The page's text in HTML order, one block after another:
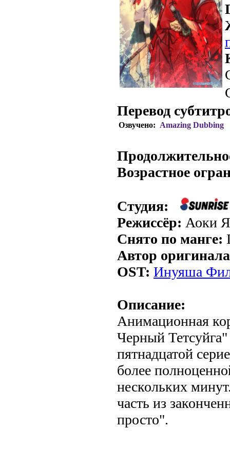
Перевод
Озвучено: Amazing Dubbing
Возрастное
Студия:
Режиссёр: Аоки
Снято по манге:
Автор
OST: Инуяша
Описание:
Анимационная
Черный
пятнадцатой
более
нескольких
часть из
просто".